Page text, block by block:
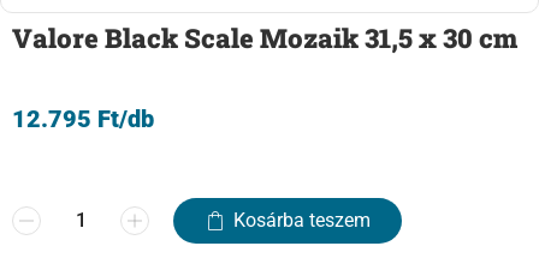
Valore Black Scale Mozaik 31,5 x 30 cm
12.795 Ft/db
Kosárba teszem